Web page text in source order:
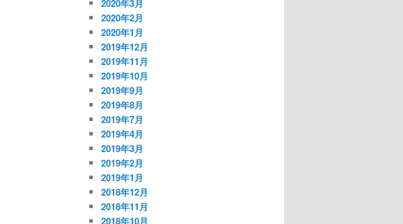
2020年3月
2020年2月
2020年1月
2019年12月
2019年11月
2019年10月
2019年9月
2019年8月
2019年7月
2019年4月
2019年3月
2019年2月
2019年1月
2018年12月
2018年11月
2018年10月